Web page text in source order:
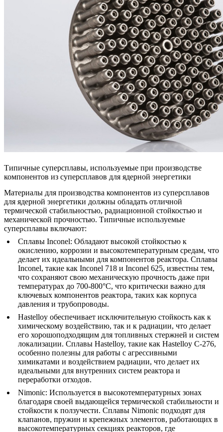
Типичные суперсплавы, используемые при производстве
компонентов из суперсплавов для ядерной энергетики
Материалы для производства компонентов из суперсплавов
для ядерной энергетики должны обладать отличной
термической стабильностью, радиационной стойкостью и
механической прочностью. Типичные используемые
суперсплавы включают:
Сплавы Inconel: Обладают высокой стойкостью к
окислению, коррозии и высокотемпературным средам, что
делает их идеальными для компонентов реактора. Сплавы
Inconel, такие как Inconel 718 и Inconel 625, известны тем,
что сохраняют свою механическую прочность даже при
температурах до 700-800°C, что критически важно для
ключевых компонентов реактора, таких как корпуса
давления и трубопроводы.
Hastelloy обеспечивает исключительную стойкость как к
химическому воздействию, так и к радиации, что делает
его хорошоподходящим для топливных стержней и систем
локализации. Сплавы Hastelloy, такие как Hastelloy C-276,
особенно полезны для работы с агрессивными
химикатами и воздействием радиации, что делает их
идеальными для внутренних систем реактора и
переработки отходов.
Nimonic: Используется в высокотемпературных зонах
благодаря своей выдающейся термической стабильности и
стойкости к ползучести. Сплавы Nimonic подходят для
клапанов, пружин и крепежных элементов, работающих в
высокотемпературных секциях реакторов, где